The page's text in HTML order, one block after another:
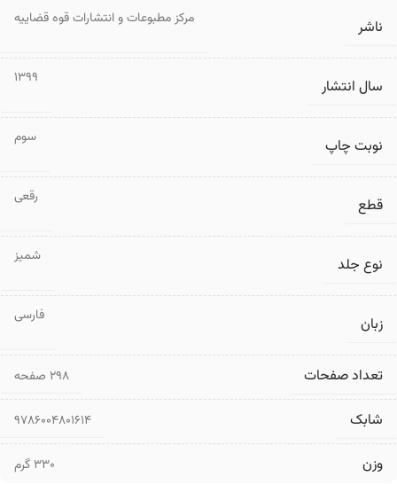
ناشر مرکز مطبوعات و انتشارات قوه قضاییه
سال انتشار 1399
نوبت چاپ سوم
قطع رقعی
نوع جلد شمیز
زبان فارسی
تعداد صفحات ۲۹۸ صفحه
شابک 9786004801614
وزن 330 گرم